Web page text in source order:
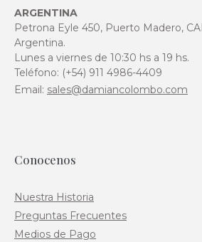
ARGENTINA
Petrona Eyle 450, Puerto Madero,
Argentina.
Lunes a viernes de 10:30 hs a 19 hs.
Teléfono: (+54) 911 4986-4409
Email: sales@damiancolombo.com
Conocenos
Nuestra Historia
Preguntas Frecuentes
Medios de Pago